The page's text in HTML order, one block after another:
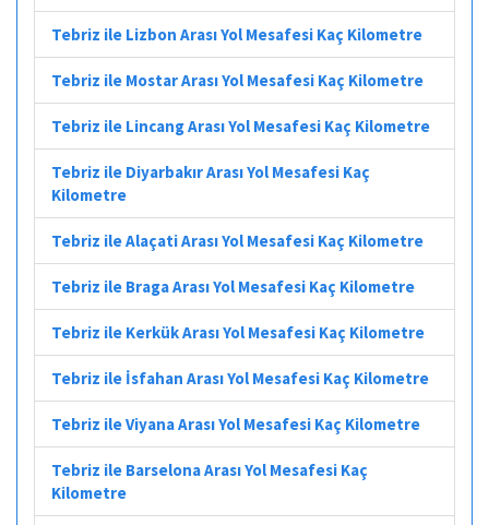
Tebriz ile Lizbon Arası Yol Mesafesi Kaç Kilometre
Tebriz ile Mostar Arası Yol Mesafesi Kaç Kilometre
Tebriz ile Lincang Arası Yol Mesafesi Kaç Kilometre
Tebriz ile Diyarbakır Arası Yol Mesafesi Kaç
Kilometre
Tebriz ile Alaçati Arası Yol Mesafesi Kaç Kilometre
Tebriz ile Braga Arası Yol Mesafesi Kaç Kilometre
Tebriz ile Kerkük Arası Yol Mesafesi Kaç Kilometre
Tebriz ile İsfahan Arası Yol Mesafesi Kaç Kilometre
Tebriz ile Viyana Arası Yol Mesafesi Kaç Kilometre
Tebriz ile Barselona Arası Yol Mesafesi Kaç
Kilometre